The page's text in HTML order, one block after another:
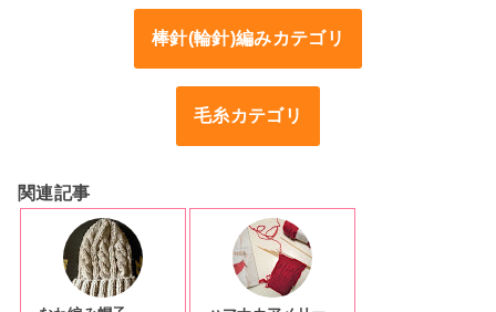
棒針(輪針)編みカテゴリ
毛糸カテゴリ
関連記事